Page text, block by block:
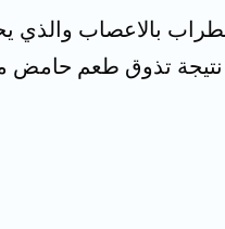
بالاعصاب والذي
تذوق طعم حامض